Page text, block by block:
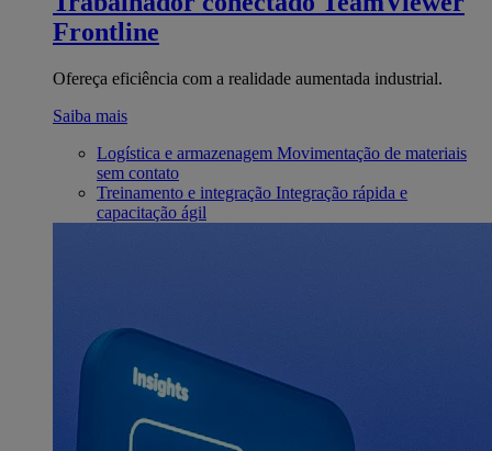
Frontline
Ofereça eficiência com a realidade aumentada industrial.
Saiba mais
Logística e armazenagem Movimentação de materiais
sem contato
Treinamento e integração Integração rápida e
capacitação ágil